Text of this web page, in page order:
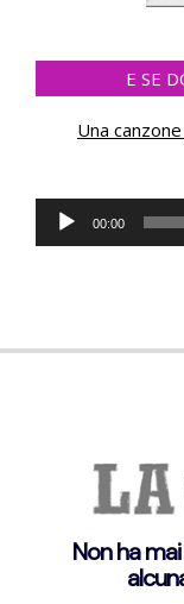
E SE
Una
Audio
Player
00:00
Non ha